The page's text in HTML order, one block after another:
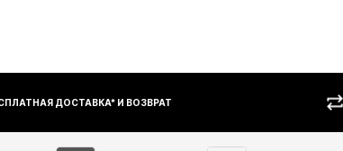
ДОСТАВКА* И ВОЗВРАТ